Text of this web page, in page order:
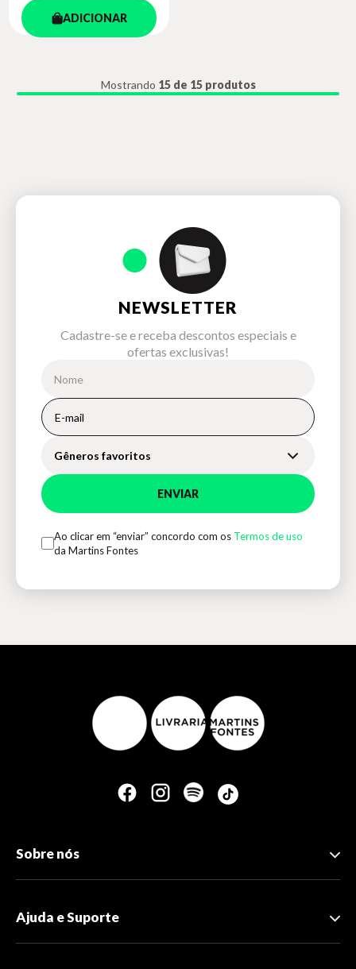
ADICIONAR
Mostrando 15 de 15 produtos
NEWSLETTER
Cadastre-se e receba descontos especiais e
ofertas exclusivas!
Gêneros favoritos
ENVIAR
Ao clicar em “enviar” concordo com os Termos de uso
da Martins Fontes
Sobre nós
Ajuda e Suporte